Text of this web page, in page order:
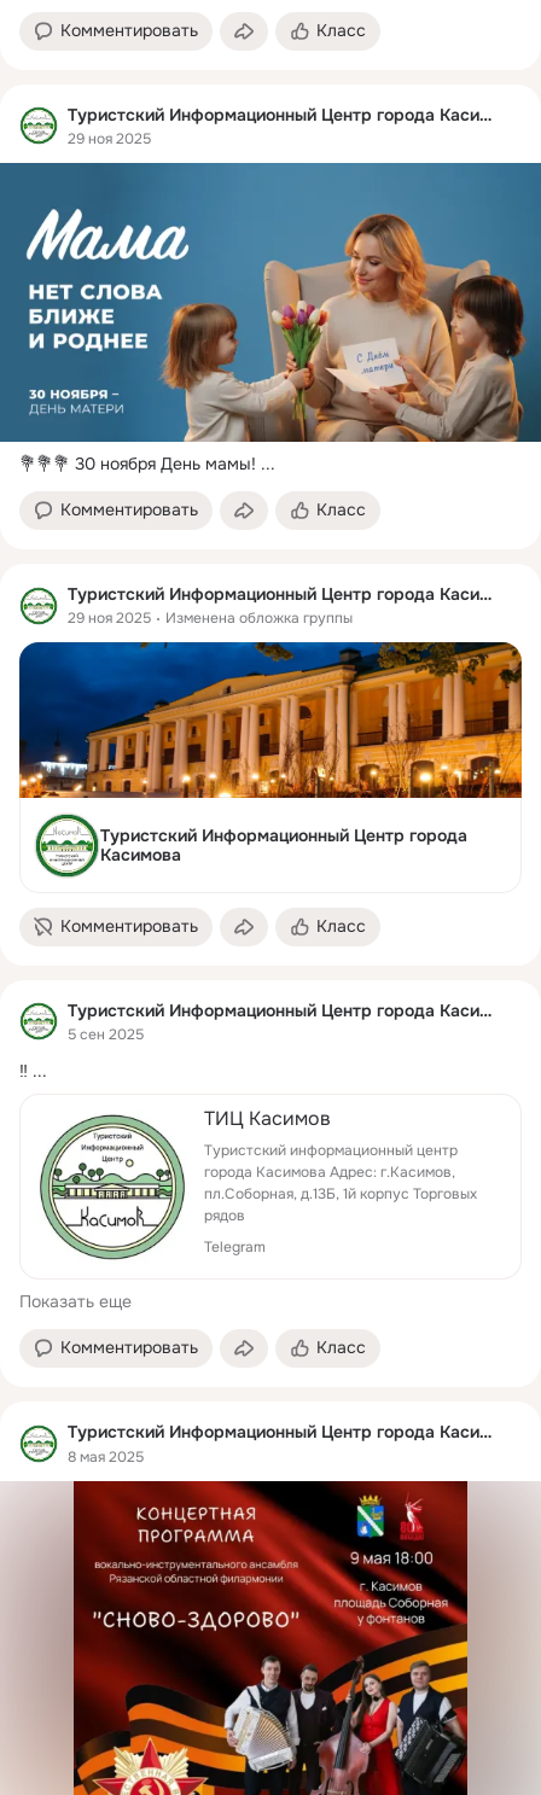
Комментировать Класс
Туристский Информационный Центр города Касимова
29 ноя 2025
💐💐💐 30 ноября День мамы! ...
Комментировать Класс
Туристский Информационный Центр города Касимова
29 ноя 2025 Изменена обложка группы
Туристский Информационный Центр города
Касимова
Комментировать Класс
Туристский Информационный Центр города Касимова
5 сен 2025
‼ ...
ТИЦ Касимов
Туристский информационный центр
города Касимова Адрес: г.Касимов,
пл.Соборная, д.13Б, 1й корпус Торговых
рядов
Telegram
Показать еще
Комментировать Класс
Туристский Информационный Центр города Касимова
8 мая 2025